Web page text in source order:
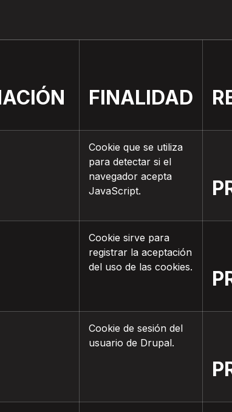
FINALIDAD
Cookie que se utiliza
para detectar si el
navegador acepta
JavaScript.
Cookie sirve para
registrar la aceptación
del uso de las cookies.
Cookie de sesión del
usuario de Drupal.